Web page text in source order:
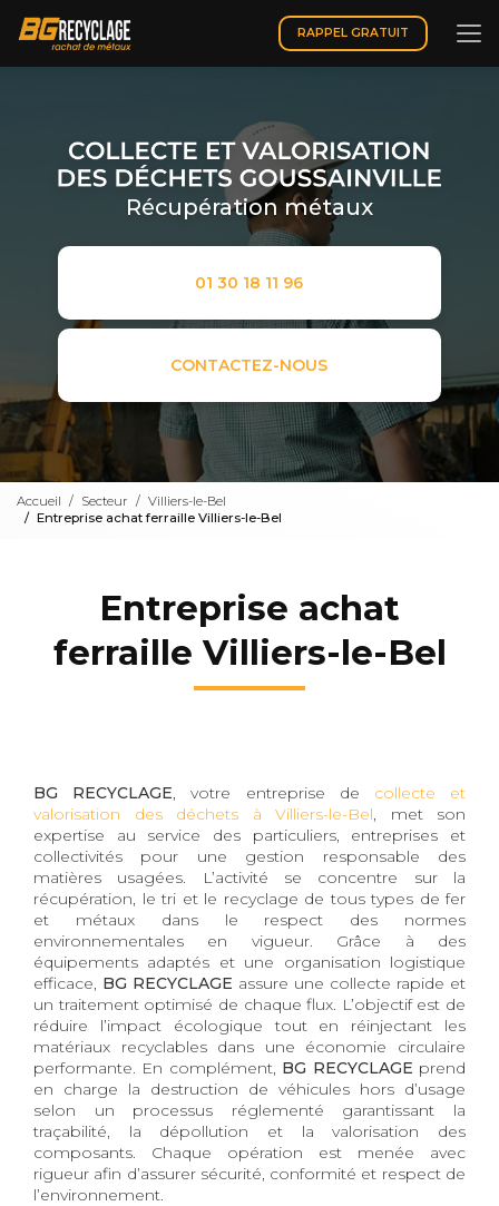
contenu
principal
RAPPEL GRATUIT
Récupération métaux
01 30 18 11 96
CONTACTEZ-NOUS
Accueil Secteur
Villiers-le-Bel
Entreprise achat ferraille Villiers-le-Bel
Entreprise achat
ferraille Villiers-le-Bel
BG RECYCLAGE, votre entreprise de collecte et
valorisation des déchets à Villiers-le-Bel, met son
expertise au service des particuliers, entreprises et
collectivités pour une gestion responsable des
matières usagées. L’activité se concentre sur la
récupération, le tri et le recyclage de tous types de fer
et métaux dans le respect des normes
environnementales en vigueur. Grâce à des
équipements adaptés et une organisation logistique
efficace, BG RECYCLAGE assure une collecte rapide et
un traitement optimisé de chaque flux. L’objectif est de
réduire l’impact écologique tout en réinjectant les
matériaux recyclables dans une économie circulaire
performante. En complément, BG RECYCLAGE prend
en charge la destruction de véhicules hors d’usage
selon un processus réglementé garantissant la
traçabilité, la dépollution et la valorisation des
composants. Chaque opération est menée avec
rigueur afin d’assurer sécurité, conformité et respect de
l’environnement.